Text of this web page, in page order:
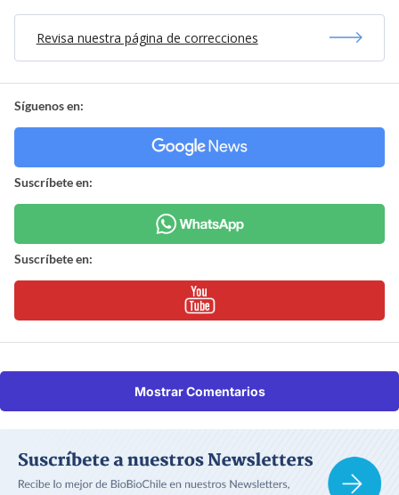
Revisa nuestra página de correcciones
Síguenos en:
Suscríbete en:
Suscríbete en:
Mostrar Comentarios